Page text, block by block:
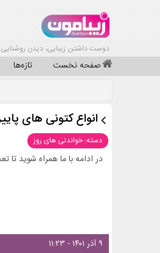
دوست داشتن زیبایی، دیدن
صفحه نخست تازه‌ها
انواع کتونی های پاییزی زنانه 1401
دسته: خواندنی های روز
در ادامه با ما همراه شوید تا
۹ آذر ۱۴۰۱ - ۱۱:۲۳